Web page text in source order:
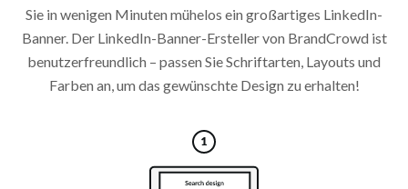
Sie in wenigen Minuten mühelos ein großartiges LinkedIn-
Banner. Der LinkedIn-Banner-Ersteller von BrandCrowd ist
benutzerfreundlich – passen Sie Schriftarten, Layouts und
Farben an, um das gewünschte Design zu erhalten!